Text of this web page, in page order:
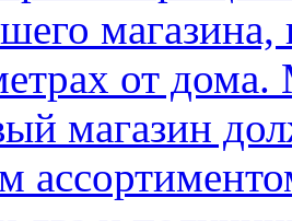
магазина,
от
магазин